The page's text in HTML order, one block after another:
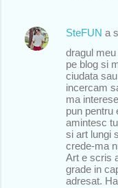
SteFUN a
dragul
pe blog si
ciudata
incercam
ma
pun pentru
amintesc
si art lungi
crede-ma
Art e scris
grade in
adresat.